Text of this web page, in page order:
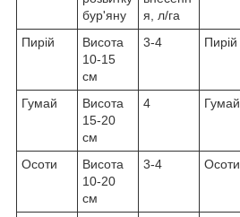
бур'яну
я, л/га
Пирій
Висота
10-15
см
3-4 Пирій
Гумай
Висота
15-20
см
4 Гумай
Осоти
Висота
10-20
см
3-4 Осоти